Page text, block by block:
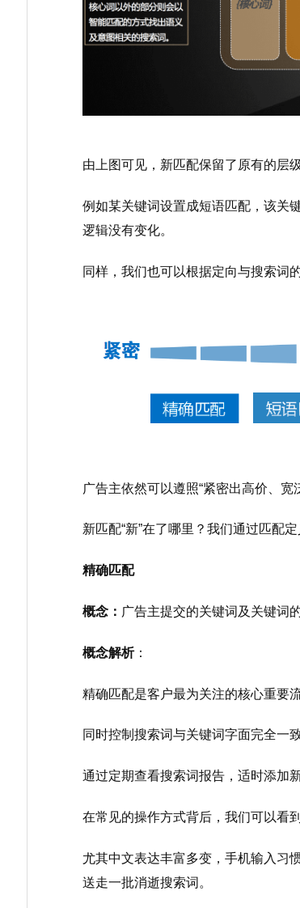
由上图可见，新匹配保留了原有的层
例如某关键词设置成短语匹配，该关
逻辑没有变化。
同样，我们也可以根据定向与搜索词
广告主依然可以遵照“紧密出高价、宽
新匹配“新”在了哪里？我们通过匹配
精确匹配
概念： 广告主提交的关键词及关键词
概念解析：
精确匹配是客户最为关注的核心重要
同时控制搜索词与关键词字面完全一
通过定期查看搜索词报告，适时添加
在常见的操作方式背后，我们可以看
尤其中文表达丰富多变，手机输入习
送走一批消逝搜索词。